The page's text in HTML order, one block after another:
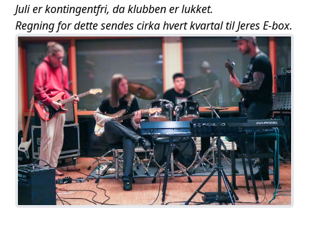
Juli er kontingentfri, da klubben er lukket.
Regning for dette sendes cirka hvert kvartal til Jeres E-box.